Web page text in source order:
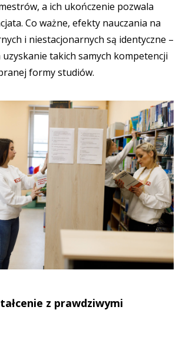
a ich ukończenie pozwala
Co ważne, efekty nauczania na
i niestacjonarnych są identyczne –
takich samych kompetencji
formy studiów.
z prawdziwymi